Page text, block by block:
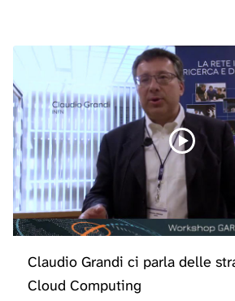
Claudio Grandi ci parla delle
Cloud Computing